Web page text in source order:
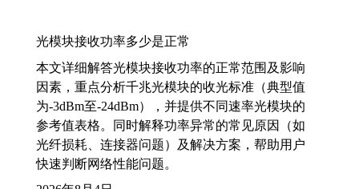
光模块接收功率多少是正常
本文详细解答光模块接收功率的正常范围及影响
因素，重点分析千兆光模块的收光标准（典型值
为-3dBm至-24dBm），并提供不同速率光模块的
参考值表格。同时解释功率异常的常见原因（如
光纤损耗、连接器问题）及解决方案，帮助用户
快速判断网络性能问题。